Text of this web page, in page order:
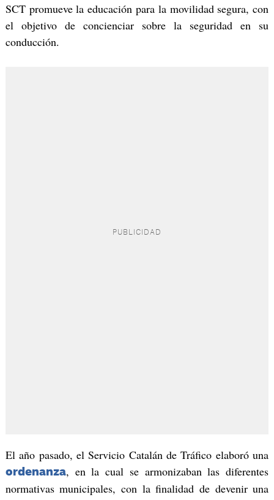
SCT promueve la educación para la movilidad segura, con
el objetivo de concienciar sobre la seguridad en su
conducción.
El año pasado, el Servicio Catalán de Tráfico elaboró una
ordenanza, en la cual se armonizaban las diferentes
normativas municipales, con la finalidad de devenir una